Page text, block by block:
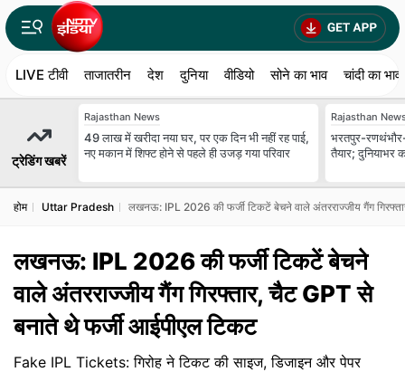
LIVE टीवी ताजातरीन देश दुनिया वीडियो सोने का भाव चांदी का भाव
ट्रेडिंग खबरें
Rajasthan News
49 लाख में खरीदा नया घर, पर एक दिन भी नहीं रह पाई,
नए मकान में शिफ्ट होने से पहले ही उजड़ गया परिवार
Rajasthan
भरतपुर-रणथंभौर-
तैयार; दुनियाभर
होम Uttar Pradesh लखनऊ: IPL 2026 की फर्जी टिकटें बेचने वाले अंतरराज्जीय गैंग
लखनऊ: IPL 2026 की फर्जी टिकटें बेचने
वाले अंतरराज्जीय गैंग गिरफ्तार, चैट GPT से
बनाते थे फर्जी आईपीएल टिकट
Fake IPL Tickets: गिरोह ने टिकट की साइज, डिजाइन और पेपर